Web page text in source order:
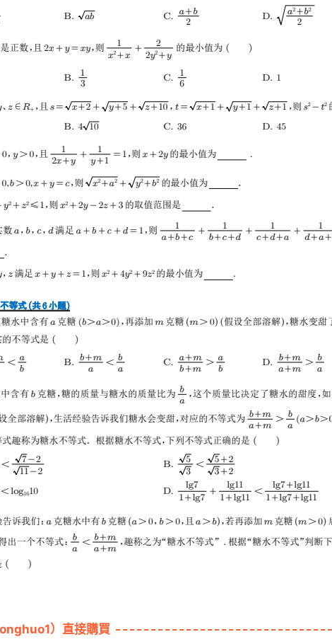
）直接購買